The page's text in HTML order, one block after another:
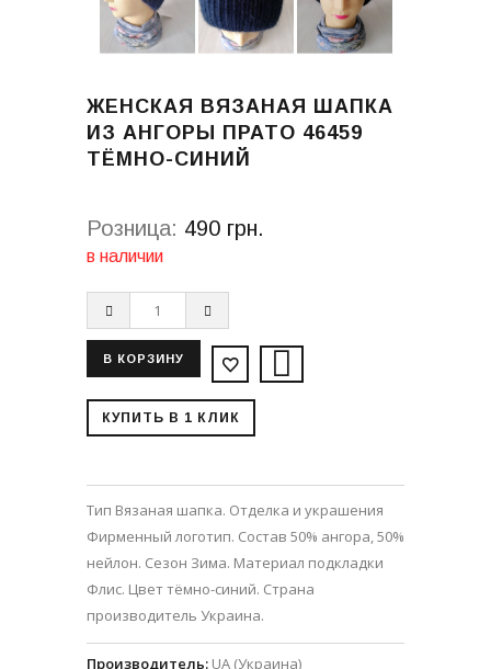
ЖЕНСКАЯ ВЯЗАНАЯ ШАПКА
ИЗ АНГОРЫ ПРАТО 46459
ТЁМНО-СИНИЙ
Розница: 490 грн.
в наличии
КУПИТЬ В 1 КЛИК
Тип Вязаная шапка. Отделка и украшения
Фирменный логотип. Состав 50% ангора, 50%
нейлон. Сезон Зима. Материал подкладки
Флис. Цвет тёмно-синий. Страна
производитель Украина.
Производитель: UA (Украина)